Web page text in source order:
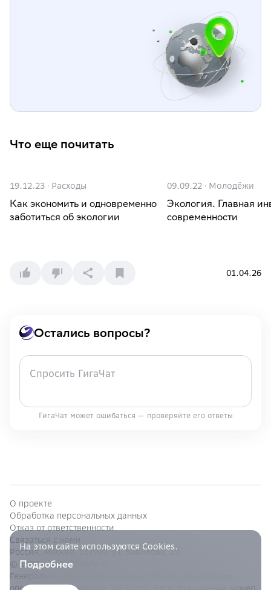
Что еще почитать
19.12.23 · Расходы
Как экономить и одновременно
заботиться об экологии
09.09.22 · Молодёжи
Экология. Главная
современности
01.04.26
Остались вопросы?
ГигаЧат может ошибаться — проверяйте его ответы
О проекте
Обработка персональных данных
Отказ от ответственности
Связаться с нами
Россия, Москва, 117997, ул. Вавилова, 19
© 1997—ПАО Сбербанк
Генеральная лицензия на осуществление банковских
На этом сайте используются Cookies.
Подробнее